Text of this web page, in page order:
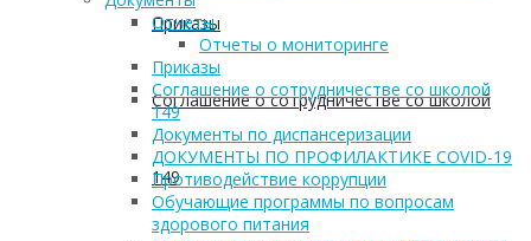
Приказы
Соглашение о сотрудничестве со школой
149
Отчеты
Отчеты о мониторинге
Приказы
Соглашение о сотрудничестве со школой
149
Документы по диспансеризации
ДОКУМЕНТЫ ПО ПРОФИЛАКТИКЕ COVID-19
Противодействие коррупции
Обучающие программы по вопросам
здорового питания